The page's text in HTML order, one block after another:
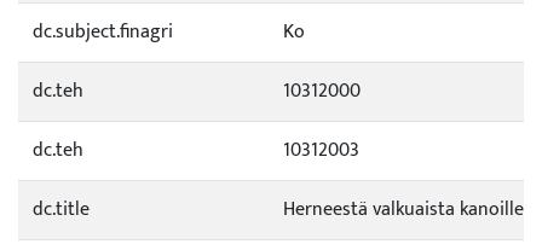
dc.subject.finagri
Ko
dc.teh
10312000
dc.teh
10312003
dc.title
Herneestä valkuaista kanoille